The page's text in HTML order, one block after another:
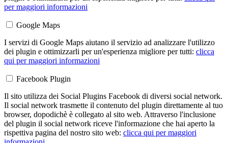
per maggiori informazioni
Google Maps
I servizi di Google Maps aiutano il servizio ad analizzare l'utilizzo
dei plugin e ottimizzarli per un'esperienza migliore per tutti: clicca
qui per maggiori informazioni
Facebook Plugin
Il sito utilizza dei Social Plugins Facebook di diversi social network.
Il social network trasmette il contenuto del plugin direttamente al tuo
browser, dopodichè è collegato al sito web. Attraverso l'inclusione
del plugin il social network riceve l'informazione che hai aperto la
rispettiva pagina del nostro sito web: clicca qui per maggiori